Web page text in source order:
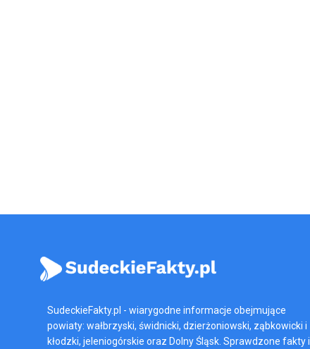
SudeckieFakty.pl - wiarygodne informacje obejmujące
powiaty: wałbrzyski, świdnicki, dzierżoniowski, ząbkowicki i
kłodzki, jeleniogórskie oraz Dolny Śląsk. Sprawdzone fakty i